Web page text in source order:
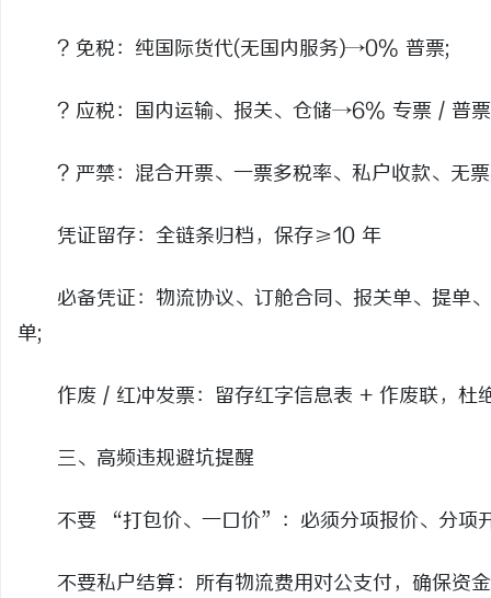
? 免税：纯国际货代(无国内服务)→0% 普票;
? 应税：国内运输、报关、仓储→6% 专票 / 普
? 严禁：混合开票、一票多税率、私户收款、无票
凭证留存：全链条归档，保存≥10 年
必备凭证：物流协议、订舱合同、报关单、提单
单;
作废 / 红冲发票：留存红字信息表 + 作废联，杜
三、高频违规避坑提醒
不要 “打包价、一口价”：必须分项报价、分项
不要私户结算：所有物流费用对公支付，确保资